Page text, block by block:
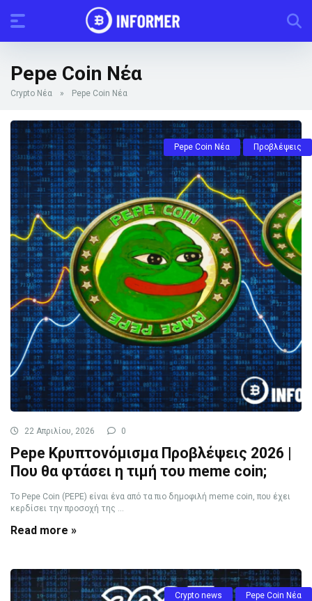
Pepe Coin Νέα
Crypto Νέα » Pepe Coin Νέα
Pepe Coin Νέα Προβλέψεις
22 Απριλίου, 2026 0
Pepe Κρυπτονόμισμα Προβλέψεις 2026 |
Που θα φτάσει η τιμή του meme coin;
Το Pepe Coin (PEPE) είναι ένα από τα πιο δημοφιλή meme coin, που έχει
κερδίσει την προσοχή της ...
Read more »
Crypto news Pepe Coin Νέα